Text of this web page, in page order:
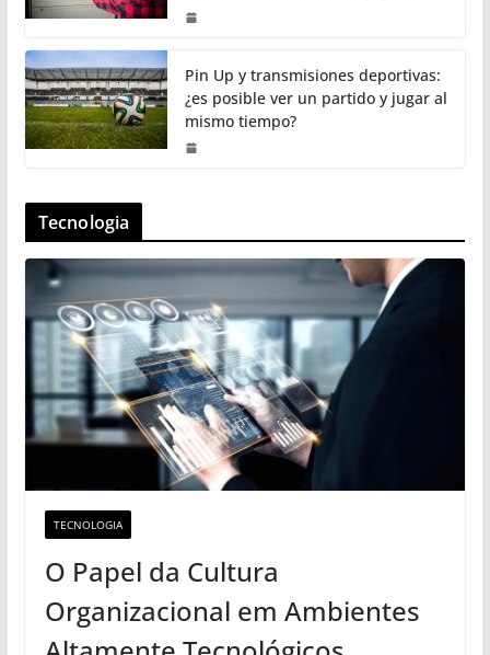
Pin Up y transmisiones deportivas:
¿es posible ver un partido y jugar al
mismo tiempo?
Tecnologia
TECNOLOGIA
O Papel da Cultura
Organizacional em Ambientes